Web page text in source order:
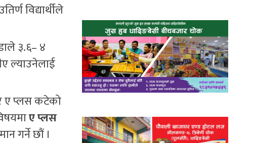
विद्यार्थीले
३.६– ४
ल्याउनेलाई
ए प्लस कटेको
ए प्लस
गर्ने छौं ।